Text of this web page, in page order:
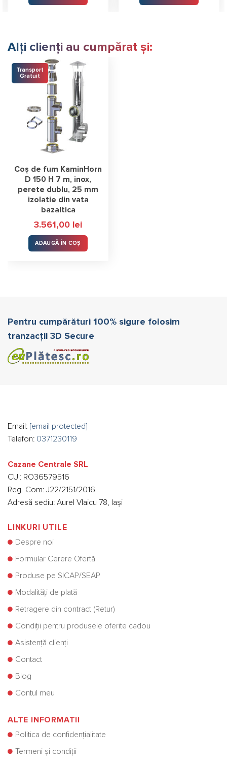
Alți clienți au cumpărat și:
Transport
Gratuit
Coș de fum KaminHorn
D 150 H 7 m, inox,
perete dublu, 25 mm
izolatie din vata
bazaltica
3.561,00 lei
ADAUGĂ ÎN COȘ
Pentru cumpărături 100% sigure folosim
tranzacții 3D Secure
Email: [email protected]
Telefon: 0371230119
Cazane Centrale SRL
CUI: RO36579516
Reg. Com: J22/2151/2016
Adresă sediu: Aurel Vlaicu 78, Iași
LINKURI UTILE
Despre noi
Formular Cerere Ofertă
Produse pe SICAP/SEAP
Modalități de plată
Retragere din contract (Retur)
Condiții pentru produsele oferite cadou
Asistență clienți
Contact
Blog
Contul meu
ALTE INFORMATII
Politica de confidențialitate
Termeni și condiții